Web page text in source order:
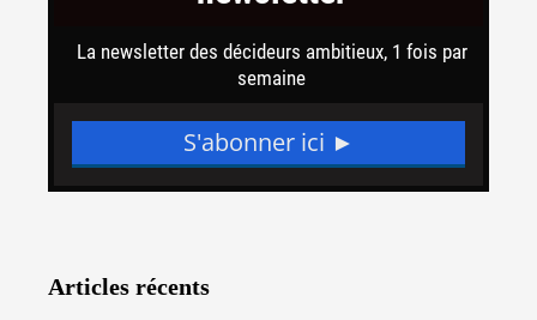
Articles récents